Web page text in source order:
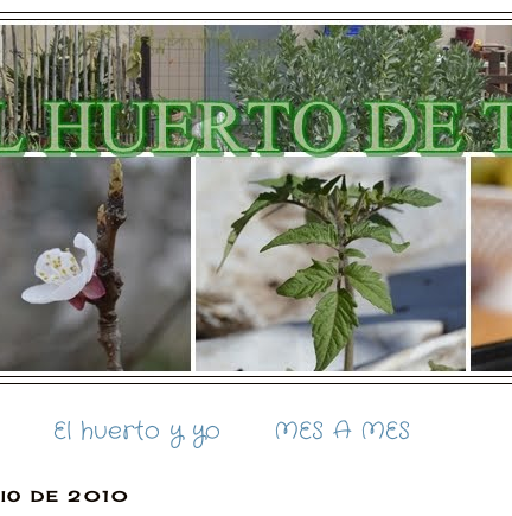
El huerto y yo MES A MES
DE 2010